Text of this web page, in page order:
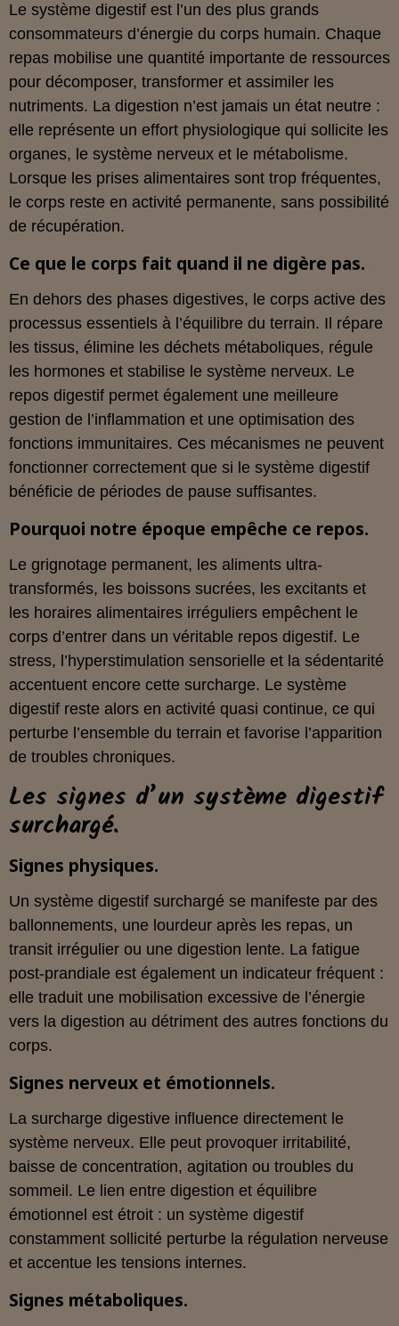
Le système digestif est l’un des plus grands
consommateurs d’énergie du corps humain. Chaque
repas mobilise une quantité importante de ressources
pour décomposer, transformer et assimiler les
nutriments. La digestion n’est jamais un état neutre :
elle représente un effort physiologique qui sollicite les
organes, le système nerveux et le métabolisme.
Lorsque les prises alimentaires sont trop fréquentes,
le corps reste en activité permanente, sans possibilité
de récupération.
Ce que le corps fait quand il ne digère pas.
En dehors des phases digestives, le corps active des
processus essentiels à l’équilibre du terrain. Il répare
les tissus, élimine les déchets métaboliques, régule
les hormones et stabilise le système nerveux. Le
repos digestif permet également une meilleure
gestion de l’inflammation et une optimisation des
fonctions immunitaires. Ces mécanismes ne peuvent
fonctionner correctement que si le système digestif
bénéficie de périodes de pause suffisantes.
Pourquoi notre époque empêche ce repos.
Le grignotage permanent, les aliments ultra-
transformés, les boissons sucrées, les excitants et
les horaires alimentaires irréguliers empêchent le
corps d’entrer dans un véritable repos digestif. Le
stress, l’hyperstimulation sensorielle et la sédentarité
accentuent encore cette surcharge. Le système
digestif reste alors en activité quasi continue, ce qui
perturbe l’ensemble du terrain et favorise l’apparition
de troubles chroniques.
Les signes d’un système digestif
surchargé.
Signes physiques.
Un système digestif surchargé se manifeste par des
ballonnements, une lourdeur après les repas, un
transit irrégulier ou une digestion lente. La fatigue
post-prandiale est également un indicateur fréquent :
elle traduit une mobilisation excessive de l’énergie
vers la digestion au détriment des autres fonctions du
corps.
Signes nerveux et émotionnels.
La surcharge digestive influence directement le
système nerveux. Elle peut provoquer irritabilité,
baisse de concentration, agitation ou troubles du
sommeil. Le lien entre digestion et équilibre
émotionnel est étroit : un système digestif
constamment sollicité perturbe la régulation nerveuse
et accentue les tensions internes.
Signes métaboliques.